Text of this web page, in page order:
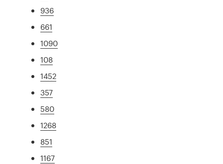
936
661
1090
108
1452
357
580
1268
851
1167